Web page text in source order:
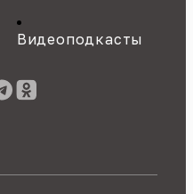
Видеоподкасты